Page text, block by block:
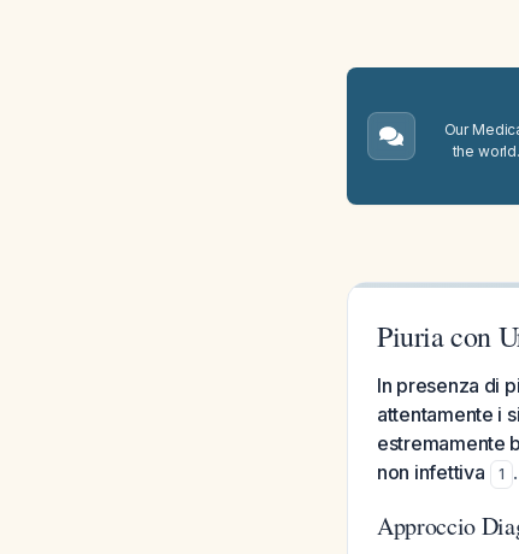
Our
the
Piuria con
In presenza di
attentamente i
estremamente
non infettiva
1 .
Approccio